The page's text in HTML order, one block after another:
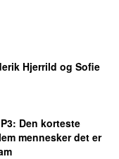
Hjerrild og Sofie
: Den korteste
mennesker det er